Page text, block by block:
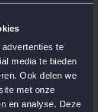
te
media te bieden
Ook delen we
met onze
en analyse. Deze
eenmalig te
van jouw reis
Wij zijn erg